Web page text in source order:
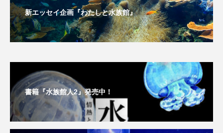
海鳥 液浸標本 淀川 淡水魚
深海 深海生物 深海魚
湖 湿地
漁業 漁港 漫画 灯台
無脊椎動物 熱帯魚 特徴
新エッセイ企画『わたしと水族館』
書籍『水族館人2』発売中！